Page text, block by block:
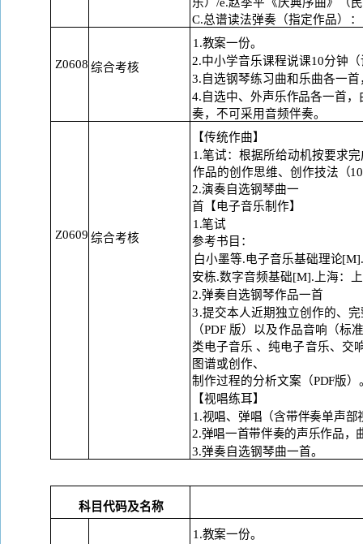
C.总谱读法弹奏（指定作品）：
Z0608 综合考核
1.教案一份。
2.中小学音乐课程说课10分钟
3.自选钢琴练习曲和乐曲各一
4.自选中、外声乐作品各一首
奏，不可采用音频伴奏。
Z0609 综合考核
【传统作曲】
1.笔试：根据所给动机按要求
作品的创作思维、创作技法（
2.演奏自选钢琴曲一
首 【电子音乐制作】
1.笔试
参考书目：
白小墨等.电子音乐基础理论
安栋.数字音频基础[M].上海：
2.弹奏自选钢琴作品一首
3.提交本人近期独立创作的、
（PDF 版）以及作品音响（标
类电子音乐 、纯电子音乐、交
图谱或创作、
制作过程的分析文案（PDF版）
【视唱练耳】
1.视唱、弹唱（含带伴奏单声
2.弹唱一首带伴奏的声乐作品，
3.弹奏自选钢琴曲一首。
科目代码及名称
1.教案一份。